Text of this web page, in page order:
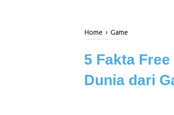
Home › Game
5 Fakta
Dunia dari